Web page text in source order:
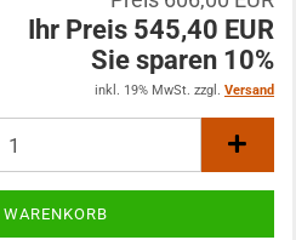
Ihr Preis 545,40 EUR
Sie sparen 10%
inkl. 19% MwSt. zzgl. Versand